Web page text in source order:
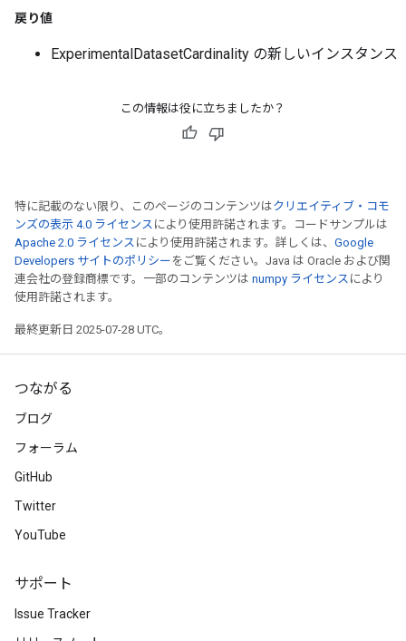
戻り値
ExperimentalDatasetCardinality の新しいインスタンス
この情報は役に立ちましたか？
特に記載のない限り、このページのコンテンツはクリエイティブ・コモ
ンズの表示 4.0 ライセンス により使用許諾されます。コードサンプルは
Apache 2.0 ライセンス により使用許諾されます。詳しくは、 Google
Developers サイトのポリシー をご覧ください。Java は Oracle および関
連会社の登録商標です。一部のコンテンツは numpy ライセンス により
使用許諾されます。
最終更新日 2025-07-28 UTC。
つながる
ブログ
フォーラム
GitHub
Twitter
YouTube
サポート
Issue Tracker